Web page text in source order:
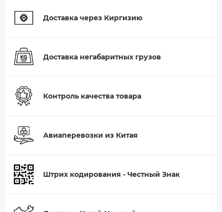
Доставка через Киргизию
Доставка негабаритных грузов
Контроль качества товара
Авиаперевозки из Китая
Штрих кодирования - Честный Знак